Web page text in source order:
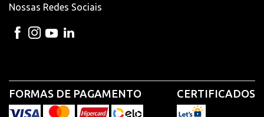
Nossas Redes Sociais
FORMAS DE PAGAMENTO CERTIFICADOS